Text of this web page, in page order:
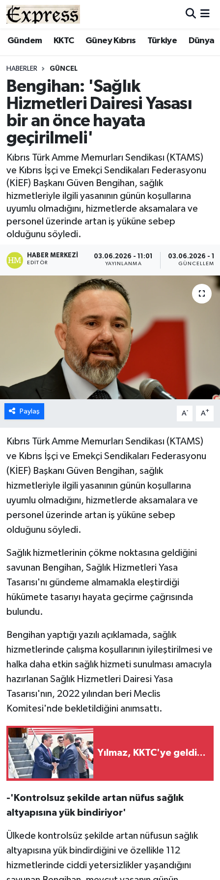
Gündem KKTC Güney Kıbrıs Türkiye Dünya
HABERLER GÜNCEL
Bengihan: 'Sağlık
Hizmetleri Dairesi Yasası
bir an önce hayata
geçirilmeli'
Kıbrıs Türk Amme Memurları Sendikası (KTAMS)
ve Kıbrıs İşçi ve Emekçi Sendikaları Federasyonu
(KİEF) Başkanı Güven Bengihan, sağlık
hizmetleriyle ilgili yasanının günün koşullarına
uyumlu olmadığını, hizmetlerde aksamalara ve
personel üzerinde artan iş yüküne sebep
olduğunu söyledi.
HABER MERKEZI
EDITÖR
03.06.2026 - 11:01
YAYINLANMA
03.06.2026 -
GÜNCELLEME
Paylaş A- A+
Kıbrıs Türk Amme Memurları Sendikası (KTAMS)
ve Kıbrıs İşçi ve Emekçi Sendikaları Federasyonu
(KİEF) Başkanı Güven Bengihan, sağlık
hizmetleriyle ilgili yasanının günün koşullarına
uyumlu olmadığını, hizmetlerde aksamalara ve
personel üzerinde artan iş yüküne sebep
olduğunu söyledi.
Sağlık hizmetlerinin çökme noktasına geldiğini
savunan Bengihan, Sağlık Hizmetleri Yasa
Tasarısı'nı gündeme almamakla eleştirdiği
hükümete tasarıyı hayata geçirme çağrısında
bulundu.
Bengihan yaptığı yazılı açıklamada, sağlık
hizmetlerinde çalışma koşullarının iyileştirilmesi ve
halka daha etkin sağlık hizmeti sunulması amacıyla
hazırlanan Sağlık Hizmetleri Dairesi Yasa
Tasarısı'nın, 2022 yılından beri Meclis
Komitesi'nde bekletildiğini anımsattı.
Yılmaz, KKTC'ye geldi...
-'Kontrolsuz şekilde artan nüfus sağlık
altyapısına yük bindiriyor'
Ülkede kontrolsüz şekilde artan nüfusun sağlık
altyapısına yük bindirdiğini ve özellikle 112
hizmetlerinde ciddi yetersizlikler yaşandığını
ALAYKÖY
BİLİM
ÇATALKÖY
DÜNYA
EĞİTİM
EKONOMİ
ENGLISH
ESENTEPE
GAZİMAĞUSA
GÜNDEM
GÜNEY KIBRIS
İÇ HABERLER
KÜLTÜR SANAT
LAPTA
LEFKOŞA
MAGAZİN
Nöbetçi Eczaneler
ÖZEL HABER
SİYASET
SPOR
TATLISU
TEKNOLOJİ
TİCARET
YAŞAM
Hava Durumu
Süper Lig Puan Durumu ve Fikstür
Tüm Manşetler
Son Dakika Haberleri
Haber Arşivi